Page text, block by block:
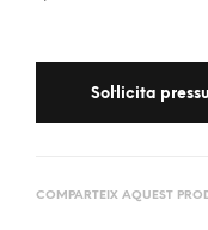
COMPARTEIX AQUEST